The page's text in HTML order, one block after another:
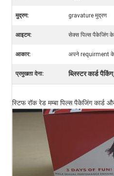
मुद्रण: gravature मुद्रण
आइटम: सेक्स पिल्स पैकेजिंग के
आकार: अपने requirment
प्रमुखता देना: ब्लिस्टर कार्ड पैकिंग
स्टिफ रॉक रेड मम्बा पिल्स पैकेजिंग कार्ड